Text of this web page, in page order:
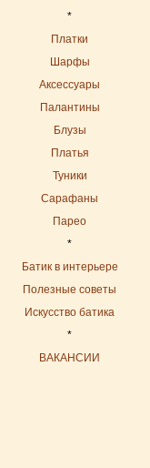
*
Платки
Шарфы
Аксессуары
Палантины
Блузы
Платья
Туники
Сарафаны
Парео
*
Батик в интерьере
Полезные советы
Искусство батика
*
ВАКАНСИИ